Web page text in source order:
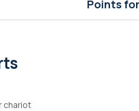
Points
chariot